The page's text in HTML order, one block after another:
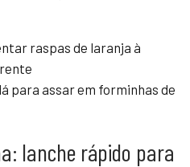
raspas de laranja à
para assar em forminhas de
lanche rápido para